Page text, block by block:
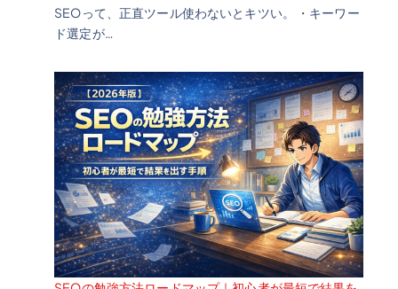
ン
ス
研
SEOって、正直ツール使わないとキツい。 ・キーワー
ド選定が…